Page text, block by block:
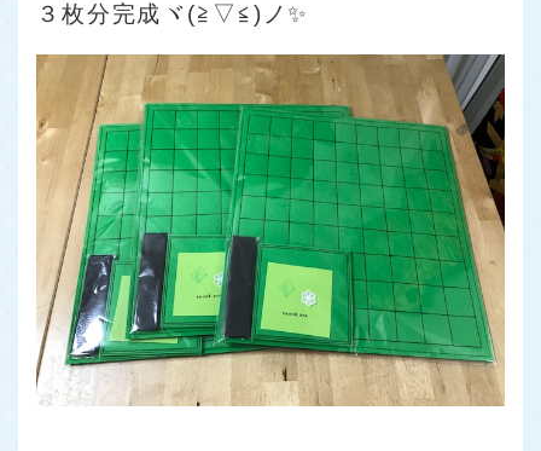
３枚分完成ヾ(≧▽≦)ノ✨